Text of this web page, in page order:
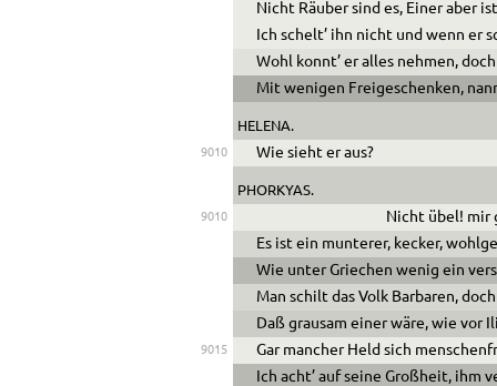
Nicht Räuber sind es, Einer aber
Ich schelt’ ihn nicht und wenn er
Wohl konnt’ er alles nehmen,
Mit wenigen Freigeschenken,
HELENA.
9010 Wie sieht er aus?
PHORKYAS.
9010
Nicht übel! mir
Es ist ein munterer, kecker,
Wie unter Griechen wenig ein
Man schilt das Volk Barbaren,
Daß grausam einer wäre, wie vor
9015
Gar mancher Held sich
Ich acht’ auf seine Großheit, ihm